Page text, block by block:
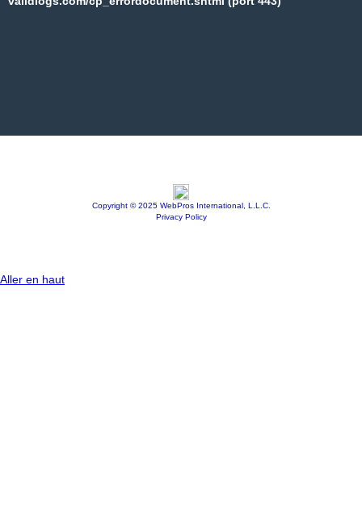
Copyright © 2025 WebPros International, L.L.C.
Privacy Policy
Aller en haut